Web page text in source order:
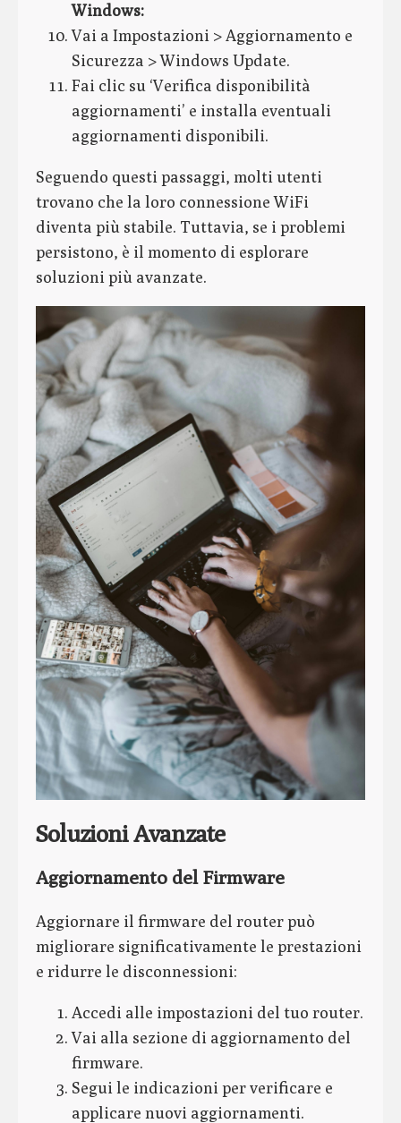
Windows:
Vai a Impostazioni > Aggiornamento e
Sicurezza > Windows Update.
Fai clic su ‘Verifica disponibilità
aggiornamenti’ e installa eventuali
aggiornamenti disponibili.
Seguendo questi passaggi, molti utenti
trovano che la loro connessione WiFi
diventa più stabile. Tuttavia, se i problemi
persistono, è il momento di esplorare
soluzioni più avanzate.
Soluzioni Avanzate
Aggiornamento del Firmware
Aggiornare il firmware del router può
migliorare significativamente le prestazioni
e ridurre le disconnessioni:
Accedi alle impostazioni del tuo router.
Vai alla sezione di aggiornamento del
firmware.
Segui le indicazioni per verificare e
applicare nuovi aggiornamenti.